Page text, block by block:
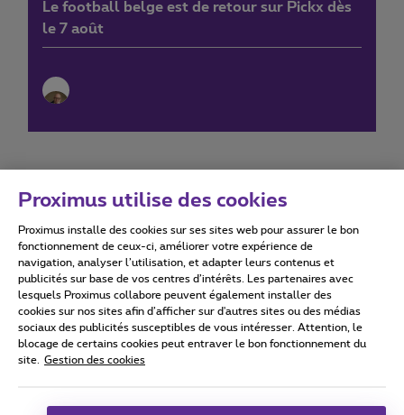
Le football belge est de retour sur Pickx dès
le 7 août
Conditions d'utilisation Accessibility statement
Tous droits réservés. © 2026 Proximus
Conditions générales, info consommateur
Proximus utilise des cookies
Proximus installe des cookies sur ses sites web pour assurer le bon
fonctionnement de ceux-ci, améliorer votre expérience de
navigation, analyser l’utilisation, et adapter leurs contenus et
publicités sur base de vos centres d’intérêts. Les partenaires avec
lesquels Proximus collabore peuvent également installer des
cookies sur nos sites afin d’afficher sur d'autres sites ou des médias
sociaux des publicités susceptibles de vous intéresser. Attention, le
blocage de certains cookies peut entraver le bon fonctionnement du
site.
Gestion des cookies